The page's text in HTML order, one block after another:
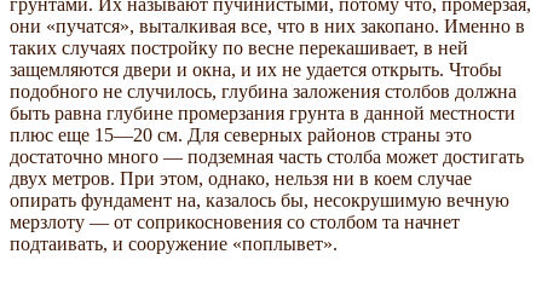
они «пучатся», выталкивая все, что в них закопано. Именно в
таких случаях постройку по весне перекашивает, в ней
защемляются двери и окна, и их не удается открыть. Чтобы
подобного не случилось, глубина заложения столбов должна
быть равна глубине промерзания грунта в данной местности
плюс еще 15—20 см. Для северных районов страны это
достаточно много — подземная часть столба может достигать
двух метров. При этом, однако, нельзя ни в коем случае
опирать фундамент на, казалось бы, несокрушимую вечную
мерзлоту — от соприкосновения со столбом та начнет
подтаивать, и сооружение «поплывет».